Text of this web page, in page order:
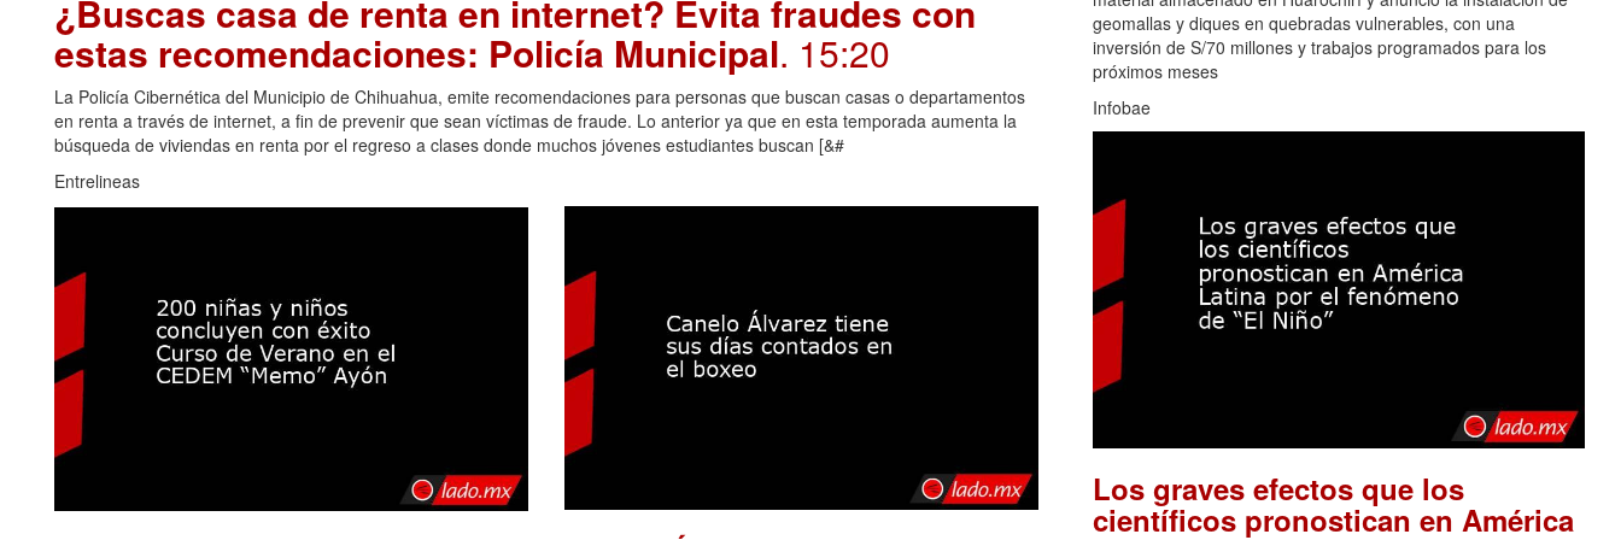
¿Buscas casa de renta en internet? Evita fraudes con
estas recomendaciones: Policía Municipal. 15:20
La Policía Cibernética del Municipio de Chihuahua, emite recomendaciones para personas que buscan casas o departamentos
en renta a través de internet, a fin de prevenir que sean víctimas de fraude. Lo anterior ya que en esta temporada aumenta la
búsqueda de viviendas en renta por el regreso a clases donde muchos jóvenes estudiantes buscan [&#
Entrelineas
geomallas y diques en quebradas vulnerables, con una
inversión de S/70 millones y trabajos programados para los
próximos meses
Infobae
Los graves efectos que los
científicos pronostican en América